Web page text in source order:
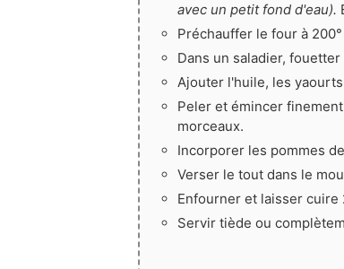
avec un petit fond d'eau).
Préchauffer le four à 200°
Dans un saladier,
Ajouter l'huile, les
Peler et émincer
morceaux.
Incorporer les pommes
Verser le tout dans le
Enfourner et laisser cuire
Servir tiède ou